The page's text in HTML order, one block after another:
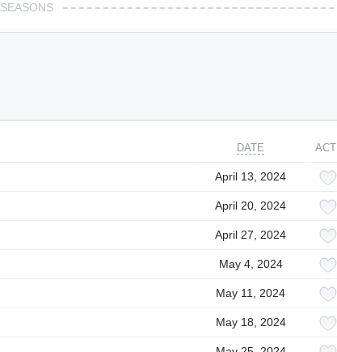
SEASONS
DATE
April 13, 2024
April 20, 2024
April 27, 2024
May 4, 2024
May 11, 2024
May 18, 2024